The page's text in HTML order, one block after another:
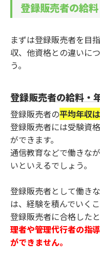
登録販売者の給
まずは登録販売者を目
収、他資格との違いに
う。
登録販売者の給料・
登録販売者の平均年収
登録販売者には受験資
ができます。
通信教育などで働きな
いといえるでしょう。
登録販売者として働き
は、経験を積んでいく
登録販売者に合格したと
理者や管理代行者の指
ができません。